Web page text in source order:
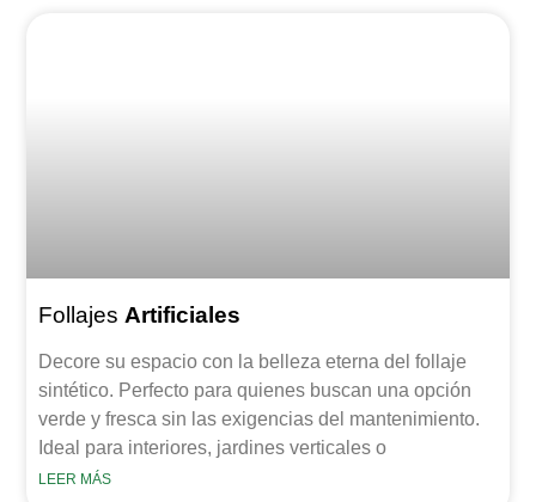
Follajes Artificiales
Decore su espacio con la belleza eterna del follaje
sintético. Perfecto para quienes buscan una opción
verde y fresca sin las exigencias del mantenimiento.
Ideal para interiores, jardines verticales o
LEER MÁS